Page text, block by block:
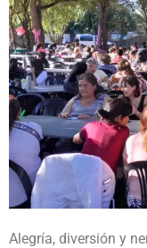
Alegría, diversión y